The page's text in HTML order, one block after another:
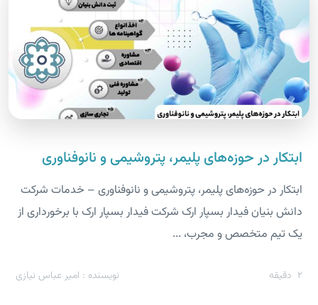
ابتکار در حوزه‌های پلیمر، پتروشیمی و نانوفناوری
ابتکار در حوزه‌های پلیمر، پتروشیمی و نانوفناوری – خدمات شرکت
دانش بنیان فیدار بسپار ارک شرکت فیدار بسپار ارک با برخورداری از
یک تیم متخصص و مجرب، ...
2 دقیقه نویسنده : امیر عباس نیازی